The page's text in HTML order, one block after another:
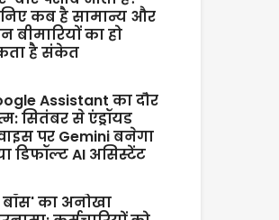
कब है सामान्य और
बीमारियों का हो
है संकेत
Assistant का दौर
सितंबर से एंड्रॉयड
पर Gemini बनेगा
डिफॉल्ट AI असिस्टेंट
बॉस' का अनोखा